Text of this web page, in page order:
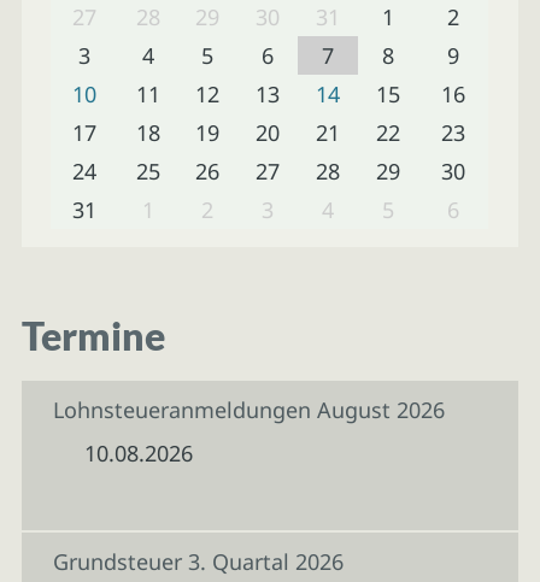
27
28 29 30 31 1
2
3
4 5 6 7 8
9
10
11 12 13 14 15
16
17
18 19 20 21 22
23
24
25 26 27 28 29
30
31
1 2 3 4 5 6
Termine
Lohnsteueranmeldungen August 2026
10.08.2026
Grundsteuer 3. Quartal 2026